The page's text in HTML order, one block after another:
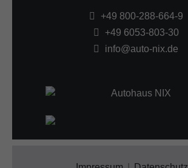
+49 800-288-664-9
+49 6053-803-30
info@auto-nix.de